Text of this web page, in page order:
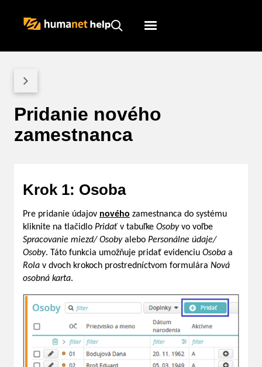
Humanet
Pridanie nového
zamestnanca
Krok 1: Osoba
Pre pridanie údajov nového zamestnanca do systému
kliknite na tlačidlo Pridať v tabuľke Osobyvo voľbe
Spracovanie miezd/ Osobyalebo Personálne údaje/
Osoby. Táto funkcia umožňuje pridať evidenciu Osoba a
Rola v dvoch krokoch prostredníctvom formulára Nová
osobná karta.